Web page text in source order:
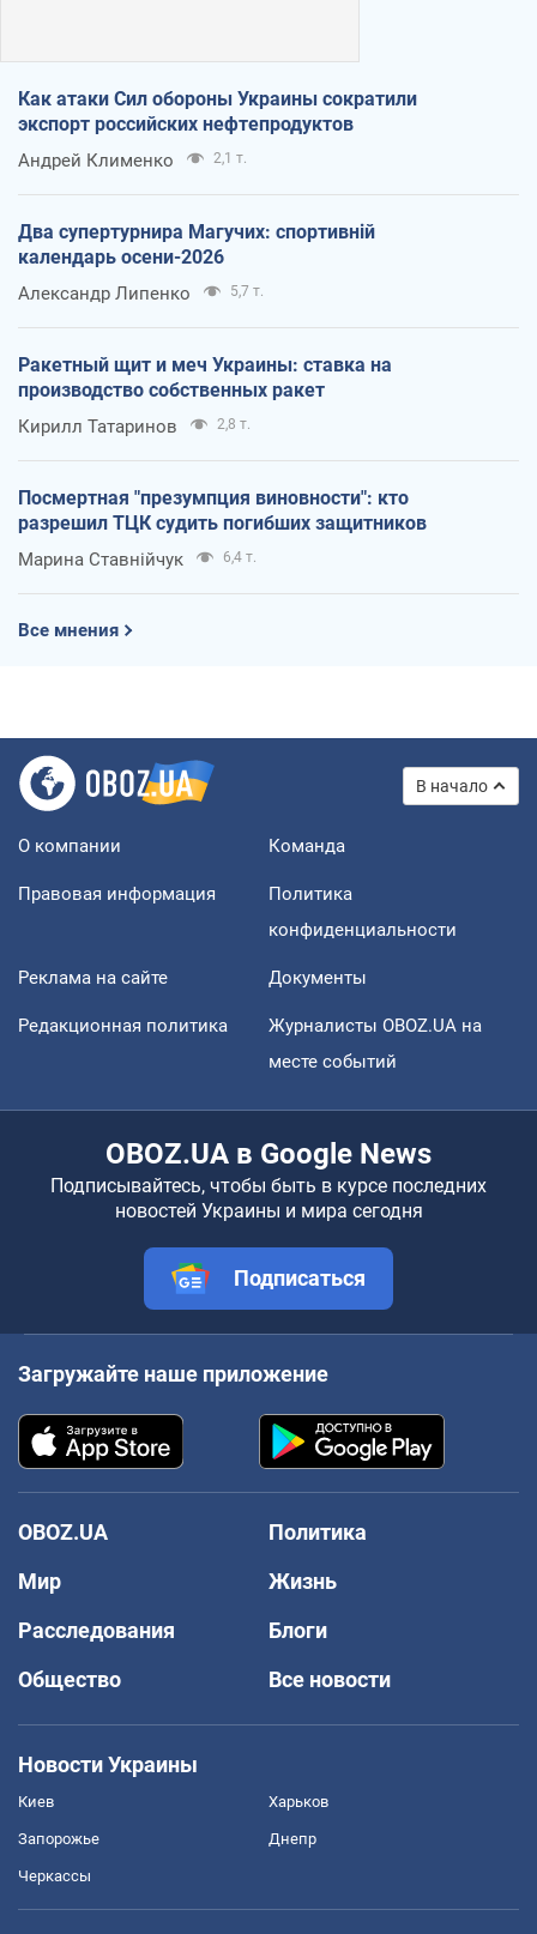
Как атаки Сил обороны Украины сократили
экспорт российских нефтепродуктов
Андрей Клименко 2,1 т.
Два супертурнира Магучих: спортивній
календарь осени-2026
Александр Липенко 5,7 т.
Ракетный щит и меч Украины: ставка на
производство собственных ракет
Кирилл Татаринов 2,8 т.
Посмертная "презумпция виновности": кто
разрешил ТЦК судить погибших защитников
Марина Ставнійчук 6,4 т.
Все мнения
В начало
О компании Команда
Правовая информация
Политика
конфиденциальности
Реклама на сайте Документы
Редакционная политика
Журналисты OBOZ.UA на
месте событий
OBOZ.UA в Google News
Подписывайтесь, чтобы быть в курсе последних
новостей Украины и мира сегодня
Подписаться
Загружайте наше приложение
OBOZ.UA
Политика
Мир
Жизнь
Расследования
Блоги
Общество
Все новости
Новости Украины
Киев Харьков
Запорожье Днепр
Черкассы